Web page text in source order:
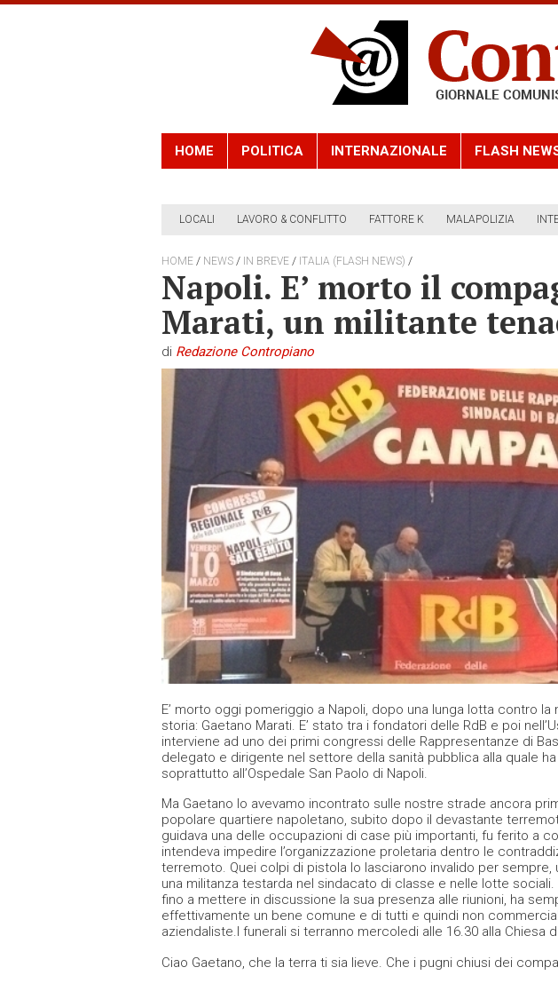
HOME POLITICA INTERNAZIONALE FLASH
LOCALI LAVORO & CONFLITTO FATTORE K MALAPOLIZIA
HOME / NEWS / IN BREVE / ITALIA (FLASH NEWS) /
Napoli. E’ morto il
Marati, un militante
di Redazione Contropiano
E’ morto oggi pomeriggio a Napoli, dopo una lunga lotta contro
storia: Gaetano Marati. E’ stato tra i fondatori delle RdB e poi
interviene ad uno dei primi congressi delle Rappresentanze di
delegato e dirigente nel settore della sanità pubblica alla quale
soprattutto all’Ospedale San Paolo di Napoli.
Ma Gaetano lo avevamo incontrato sulle nostre strade ancora
popolare quartiere napoletano, subito dopo il devastante
guidava una delle occupazioni di case più importanti, fu ferito a
intendeva impedire l’organizzazione proletaria dentro le
terremoto. Quei colpi di pistola lo lasciarono invalido per
una militanza testarda nel sindacato di classe e nelle lotte
fino a mettere in discussione la sua presenza alle riunioni, ha
effettivamente un bene comune e di tutti e quindi non
aziendaliste.I funerali si terranno mercoledi alle 16.30 alla Chiesa
Ciao Gaetano, che la terra ti sia lieve. Che i pugni chiusi dei